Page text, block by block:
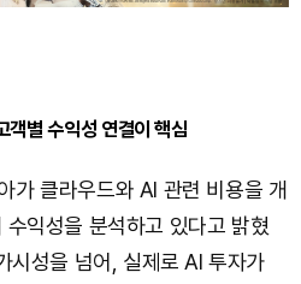
별 수익성 연결이 핵심
가 클라우드와 AI 관련 비용을 개
익성을 분석하고 있다고 밝혔
시성을 넘어, 실제로 AI 투자가